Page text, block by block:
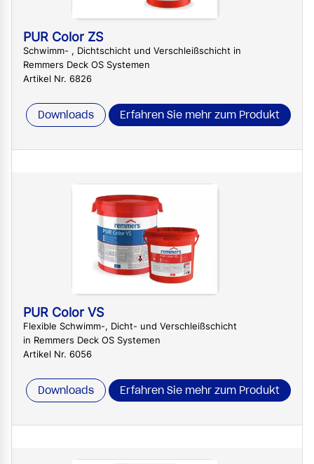
PUR Color ZS
Schwimm- , Dichtschicht und Verschleißschicht in
Remmers Deck OS Systemen
Artikel Nr. 6826
Downloads Erfahren Sie mehr zum Produkt
PUR Color VS
Flexible Schwimm-, Dicht- und Verschleißschicht
in Remmers Deck OS Systemen
Artikel Nr. 6056
Downloads Erfahren Sie mehr zum Produkt